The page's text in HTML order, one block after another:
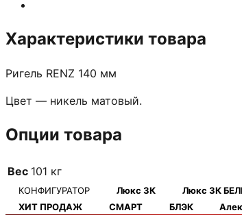
Характеристики товара
Ригель RENZ 140 мм
Цвет — никель матовый.
Опции товара
Вес 101 кг
КОНФИГУРАТОР Люкс 3К Люкс 3К
ХИТ ПРОДАЖ
СМАРТ БЛЭК